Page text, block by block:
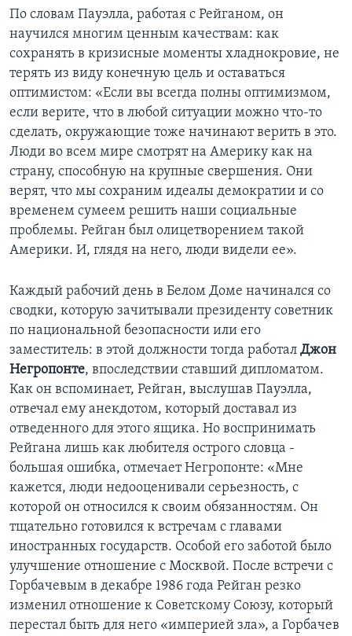
По словам Пауэлла, работая с Рейганом, он
научился многим ценным качествам: как
сохранять в кризисные моменты хладнокровие, не
терять из виду конечную цель и оставаться
оптимистом: «Если вы всегда полны оптимизмом,
если верите, что в любой ситуации можно что-то
сделать, окружающие тоже начинают верить в это.
Люди во всем мире смотрят на Америку как на
страну, способную на крупные свершения. Они
верят, что мы сохраним идеалы демократии и со
временем сумеем решить наши социальные
проблемы. Рейган был олицетворением такой
Америки. И, глядя на него, люди видели ее».
Каждый рабочий день в Белом Доме начинался со
сводки, которую зачитывали президенту советник
по национальной безопасности или его
заместитель: в этой должности тогда работал Джон
Негропонте, впоследствии ставший дипломатом.
Как он вспоминает, Рейган, выслушав Пауэлла,
отвечал ему анекдотом, который доставал из
отведенного для этого ящика. Но воспринимать
Рейгана лишь как любителя острого словца -
большая ошибка, отмечает Негропонте: «Мне
кажется, люди недооценивали серьезность, с
которой он относился к своим обязанностям. Он
тщательно готовился к встречам с главами
иностранных государств. Особой его заботой было
улучшение отношение с Москвой. После встречи с
Горбачевым в декабре 1986 года Рейган резко
изменил отношение к Советскому Союзу, который
перестал быть для него «империей зла», а Горбачев